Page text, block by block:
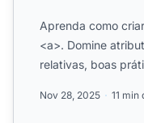
Aprenda como
<a>. Domine
relativas, boas
Nov 28, 2025 11 min